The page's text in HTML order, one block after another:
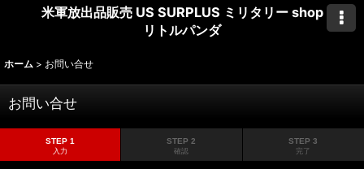
米軍放出品販売 US SURPLUS ミリタリー shop
リトルパンダ
ホーム > お問い合せ
お問い合せ
STEP 1
入力
STEP 2
確認
STEP 3
完了